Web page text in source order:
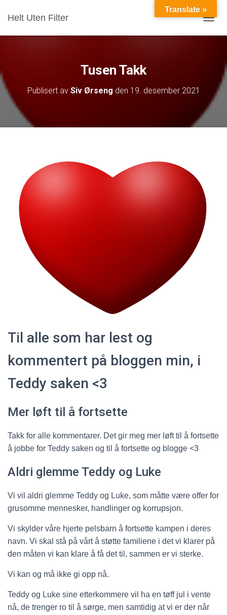
Helt Uten Filter
Tusen Takk
Publisert av Siv Ørseng den 19. desember 2021
Til alle som har lest og
kommentert på bloggen min, i
Teddy saken <3
Mer løft til å fortsette
Takk for alle kommentarer. Det gir meg mer løft til å fortsette
å jobbe for Teddy saken og til å fortsette og blogge <3
Aldri glemme Teddy og Luke
Vi vil aldri glemme Teddy og Luke, som måtte være offer for
grusomme mennesker, handlinger og korrupsjon.
Vi skylder våre hjerte pelsbarn å fortsette kampen i deres
navn. Vi skal stå på vårt å støtte familiene i det vi klarer på
den måten vi kan klare å få det til, sammen er vi sterke.
Vi kan og må ikke gi opp nå.
Teddy og Luke sine etterkommere vil ha en tøff jul i vente
nå, de trenger ro til å sørge, men samtidig at vi er der når
Translate »